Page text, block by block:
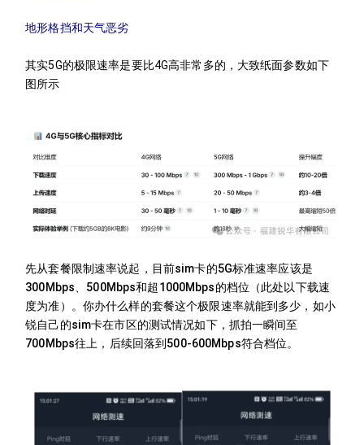
地形格挡和天气恶劣
其实5G的极限速率是要比4G高非常多的，大致纸面参数如下
图所示
先从套餐限制速率说起，目前sim卡的5G标准速率应该是
300Mbps、500Mbps和超1000Mbps的档位（此处以下载速
度为准）。你办什么样的套餐这个极限速率就能到多少，如小
锐自己的sim卡在市区的测试情况如下，抓拍一瞬间至
700Mbps往上，后续回落到500-600Mbps符合档位。